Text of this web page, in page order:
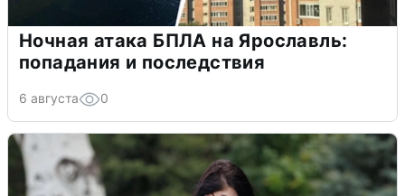
Ночная атака БПЛА на Ярославль:
попадания и последствия
6 августа 0